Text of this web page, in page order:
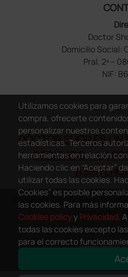
Doctor
Domicilio Social:
Pral. 2ª –
NIF:
DOCTOR SHOP ES UN
DEDICADO A LA
Copyright Doctor Shop
reservados -
Utilizamos cookies para
compra, ofrecerte
personalizar nuestros
estadísticas. Terceros
herramientas en relación
Haciendo clic en “Aceptar”
utilizar todas las cookies.
Cookies” es posible
las cookies. Para más
Cookies policyy Privacidad.
todas las cookies excepto
para el correcto